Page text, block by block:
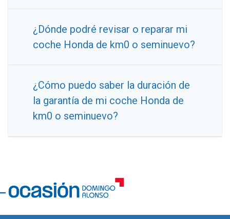
¿Dónde podré revisar o reparar mi
coche Honda de km0 o seminuevo?
¿Cómo puedo saber la duración de
la garantía de mi coche Honda de
km0 o seminuevo?